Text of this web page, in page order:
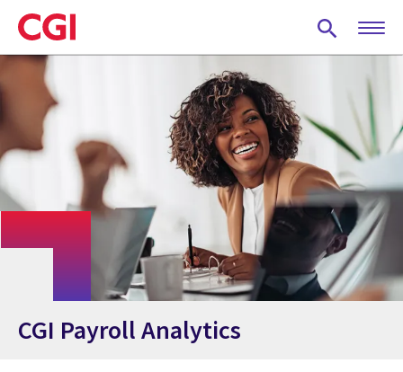
Skip
to
main
content
CGI Payroll Analytics